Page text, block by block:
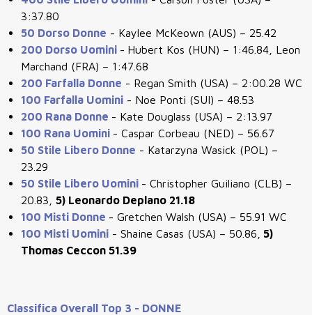
3:37.80
50 Dorso Donne - Kaylee McKeown (AUS) – 25.42
200 Dorso Uomini - Hubert Kos (HUN) – 1:46.84, Leon
Marchand (FRA) – 1:47.68
200 Farfalla Donne - Regan Smith (USA) – 2:00.28 WC
100 Farfalla Uomini - Noe Ponti (SUI) – 48.53
200 Rana Donne - Kate Douglass (USA) – 2:13.97
100 Rana Uomini - Caspar Corbeau (NED) – 56.67
50 Stile Libero Donne - Katarzyna Wasick (POL) –
23.29
50 Stile Libero Uomini - Christopher Guiliano (CLB) –
20.83, 5) Leonardo Deplano 21.18
100 Misti Donne - Gretchen Walsh (USA) – 55.91 WC
100 Misti Uomini - Shaine Casas (USA) – 50.86,
5)
Thomas Ceccon 51.39
Classifica Overall Top 3 - DONNE